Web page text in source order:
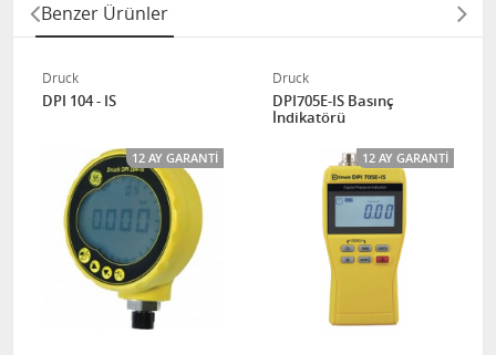
Benzer Ürünler
Druck
DPI 104 - IS
12 AY GARANTI
Druck
DPI705E-IS Basınç
İndikatörü
12 AY GARANTI